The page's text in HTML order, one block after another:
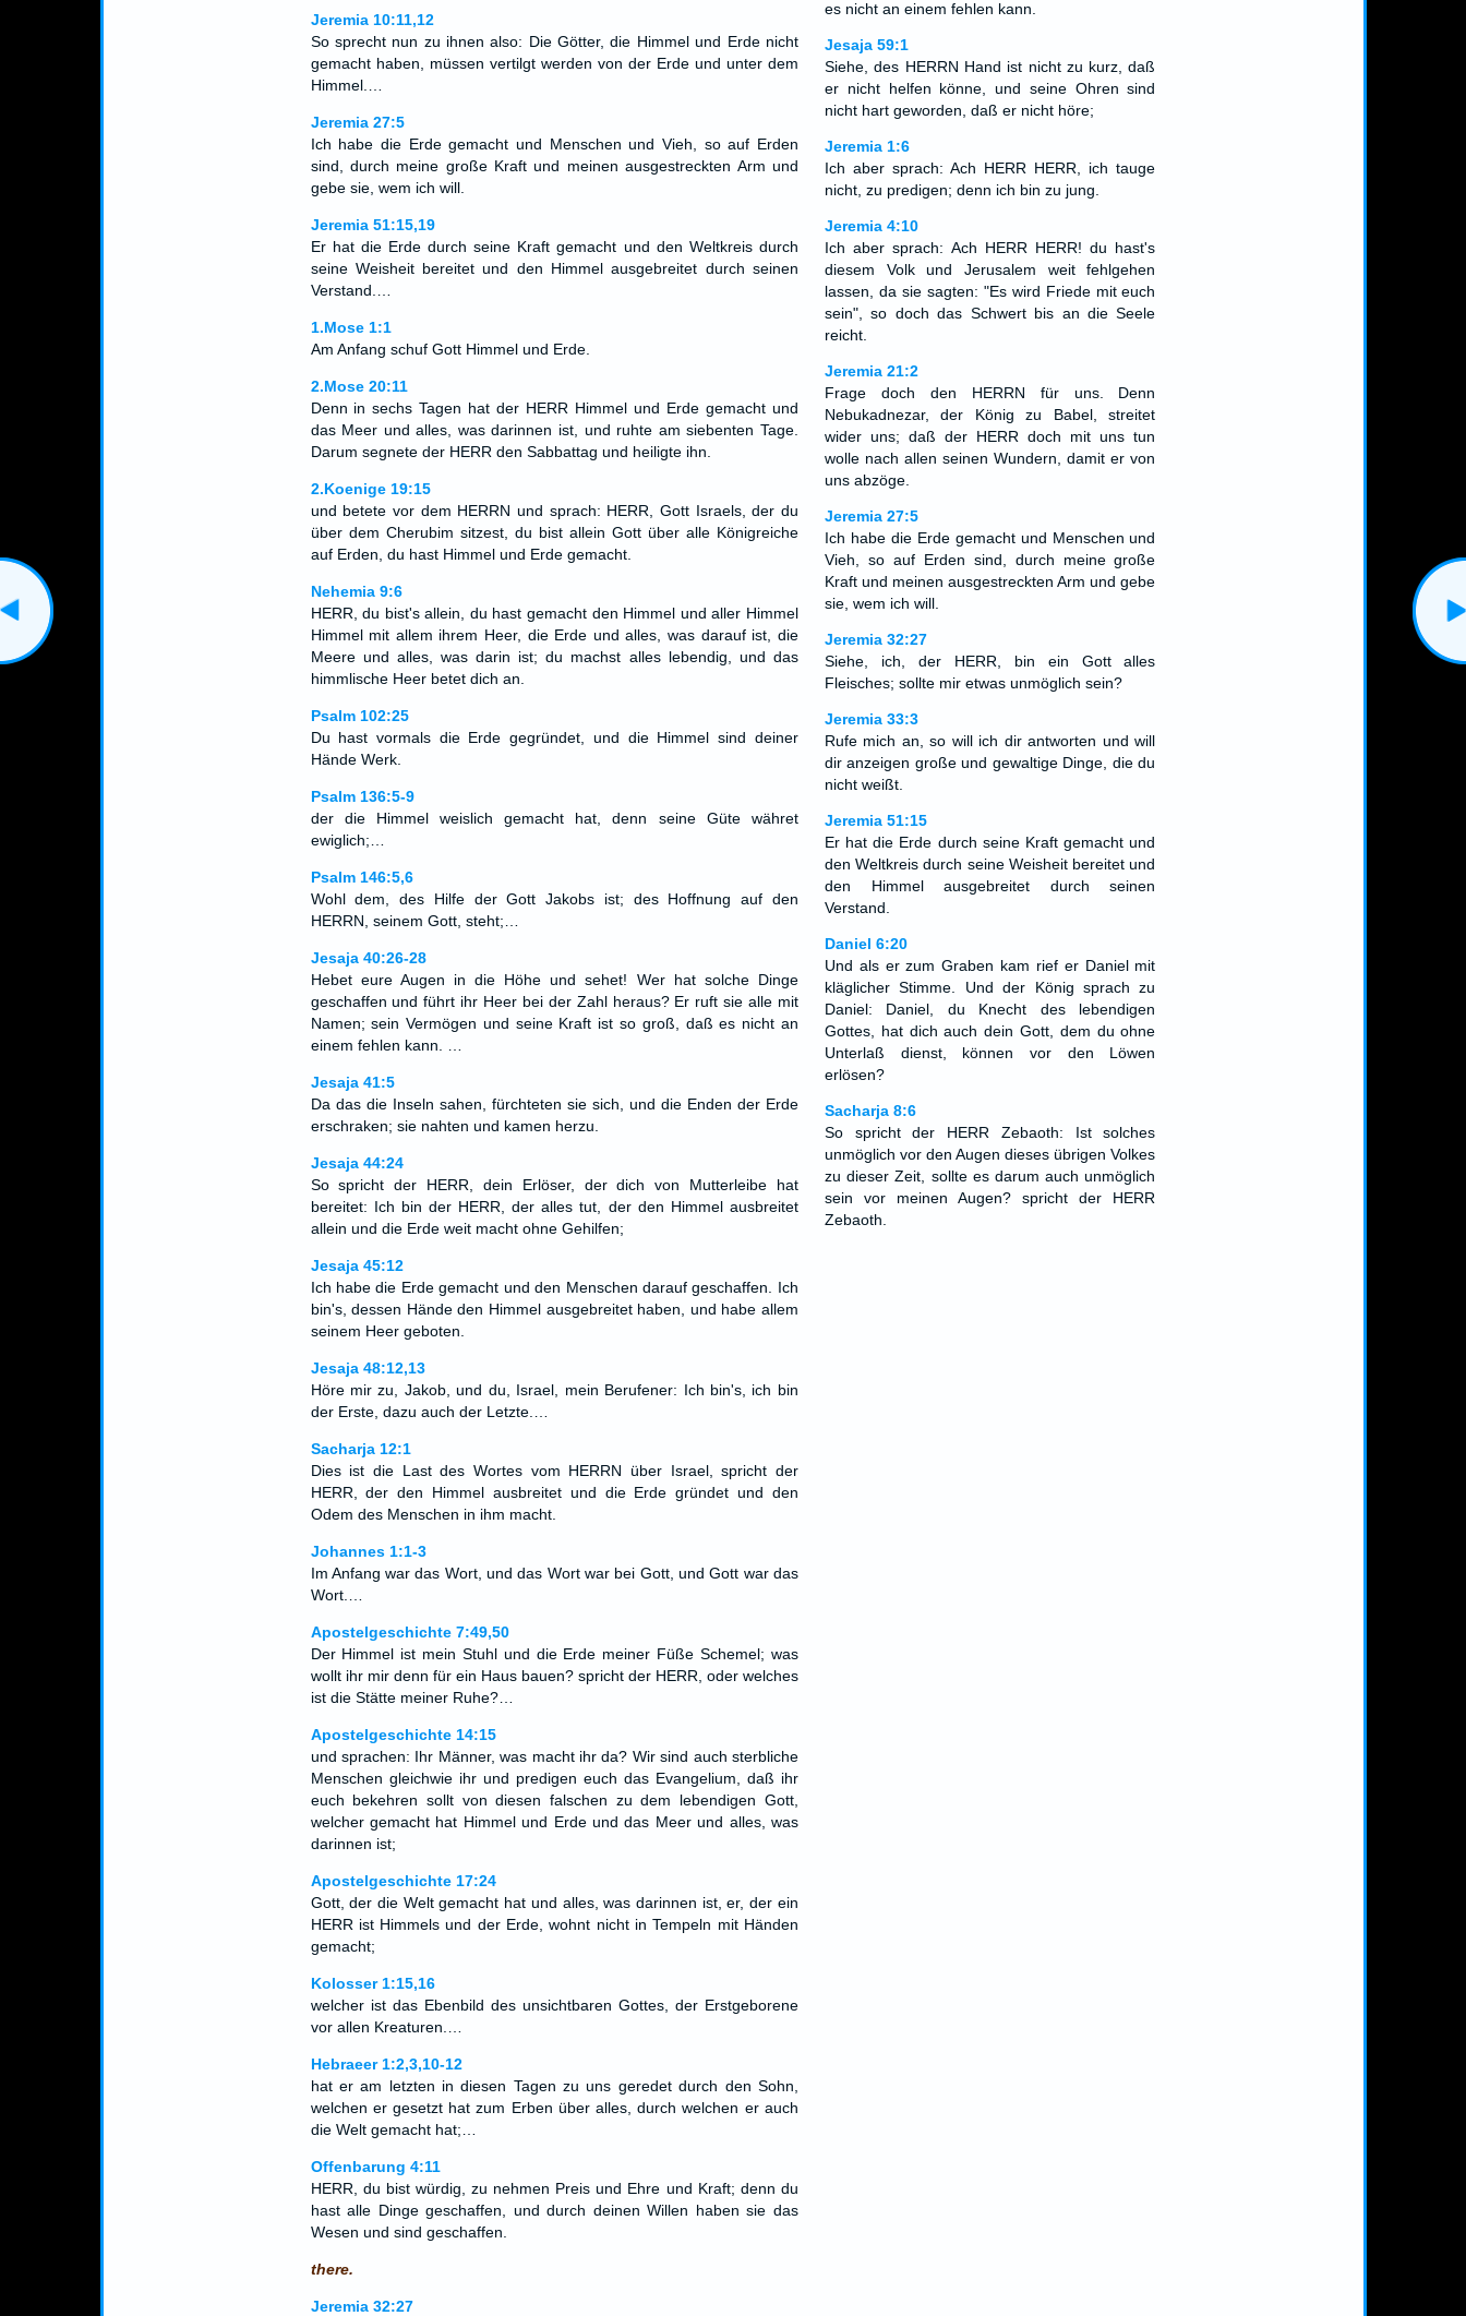
Jeremia 10:11,12
So sprecht nun zu ihnen also: Die Götter, die Himmel und Erde nicht
gemacht haben, müssen vertilgt werden von der Erde und unter dem
Himmel.…
Jeremia 27:5
Ich habe die Erde gemacht und Menschen und Vieh, so auf Erden
sind, durch meine große Kraft und meinen ausgestreckten Arm und
gebe sie, wem ich will.
Jeremia 51:15,19
Er hat die Erde durch seine Kraft gemacht und den Weltkreis durch
seine Weisheit bereitet und den Himmel ausgebreitet durch seinen
Verstand.…
1.Mose 1:1
Am Anfang schuf Gott Himmel und Erde.
2.Mose 20:11
Denn in sechs Tagen hat der HERR Himmel und Erde gemacht und
das Meer und alles, was darinnen ist, und ruhte am siebenten Tage.
Darum segnete der HERR den Sabbattag und heiligte ihn.
2.Koenige 19:15
und betete vor dem HERRN und sprach: HERR, Gott Israels, der du
über dem Cherubim sitzest, du bist allein Gott über alle Königreiche
auf Erden, du hast Himmel und Erde gemacht.
Nehemia 9:6
HERR, du bist's allein, du hast gemacht den Himmel und aller Himmel
Himmel mit allem ihrem Heer, die Erde und alles, was darauf ist, die
Meere und alles, was darin ist; du machst alles lebendig, und das
himmlische Heer betet dich an.
Psalm 102:25
Du hast vormals die Erde gegründet, und die Himmel sind deiner
Hände Werk.
Psalm 136:5-9
der die Himmel weislich gemacht hat, denn seine Güte währet
ewiglich;…
Psalm 146:5,6
Wohl dem, des Hilfe der Gott Jakobs ist; des Hoffnung auf den
HERRN, seinem Gott, steht;…
Jesaja 40:26-28
Hebet eure Augen in die Höhe und sehet! Wer hat solche Dinge
geschaffen und führt ihr Heer bei der Zahl heraus? Er ruft sie alle mit
Namen; sein Vermögen und seine Kraft ist so groß, daß es nicht an
einem fehlen kann. …
Jesaja 41:5
Da das die Inseln sahen, fürchteten sie sich, und die Enden der Erde
erschraken; sie nahten und kamen herzu.
Jesaja 44:24
So spricht der HERR, dein Erlöser, der dich von Mutterleibe hat
bereitet: Ich bin der HERR, der alles tut, der den Himmel ausbreitet
allein und die Erde weit macht ohne Gehilfen;
Jesaja 45:12
Ich habe die Erde gemacht und den Menschen darauf geschaffen. Ich
bin's, dessen Hände den Himmel ausgebreitet haben, und habe allem
seinem Heer geboten.
Jesaja 48:12,13
Höre mir zu, Jakob, und du, Israel, mein Berufener: Ich bin's, ich bin
der Erste, dazu auch der Letzte.…
Sacharja 12:1
Dies ist die Last des Wortes vom HERRN über Israel, spricht der
HERR, der den Himmel ausbreitet und die Erde gründet und den
Odem des Menschen in ihm macht.
Johannes 1:1-3
Im Anfang war das Wort, und das Wort war bei Gott, und Gott war das
Wort.…
Apostelgeschichte 7:49,50
Der Himmel ist mein Stuhl und die Erde meiner Füße Schemel; was
wollt ihr mir denn für ein Haus bauen? spricht der HERR, oder welches
ist die Stätte meiner Ruhe?…
Apostelgeschichte 14:15
und sprachen: Ihr Männer, was macht ihr da? Wir sind auch sterbliche
Menschen gleichwie ihr und predigen euch das Evangelium, daß ihr
euch bekehren sollt von diesen falschen zu dem lebendigen Gott,
welcher gemacht hat Himmel und Erde und das Meer und alles, was
darinnen ist;
Apostelgeschichte 17:24
Gott, der die Welt gemacht hat und alles, was darinnen ist, er, der ein
HERR ist Himmels und der Erde, wohnt nicht in Tempeln mit Händen
gemacht;
Kolosser 1:15,16
welcher ist das Ebenbild des unsichtbaren Gottes, der Erstgeborene
vor allen Kreaturen.…
Hebraeer 1:2,3,10-12
hat er am letzten in diesen Tagen zu uns geredet durch den Sohn,
welchen er gesetzt hat zum Erben über alles, durch welchen er auch
die Welt gemacht hat;…
Offenbarung 4:11
HERR, du bist würdig, zu nehmen Preis und Ehre und Kraft; denn du
hast alle Dinge geschaffen, und durch deinen Willen haben sie das
Wesen und sind geschaffen.
there.
Jeremia 32:27
es nicht an einem fehlen kann.
Jesaja 59:1
Siehe, des HERRN Hand ist nicht zu kurz, daß
er nicht helfen könne, und seine Ohren sind
nicht hart geworden, daß er nicht höre;
Jeremia 1:6
Ich aber sprach: Ach HERR HERR, ich tauge
nicht, zu predigen; denn ich bin zu jung.
Jeremia 4:10
Ich aber sprach: Ach HERR HERR! du hast's
diesem Volk und Jerusalem weit fehlgehen
lassen, da sie sagten: "Es wird Friede mit euch
sein", so doch das Schwert bis an die Seele
reicht.
Jeremia 21:2
Frage doch den HERRN für uns. Denn
Nebukadnezar, der König zu Babel, streitet
wider uns; daß der HERR doch mit uns tun
wolle nach allen seinen Wundern, damit er von
uns abzöge.
Jeremia 27:5
Ich habe die Erde gemacht und Menschen und
Vieh, so auf Erden sind, durch meine große
Kraft und meinen ausgestreckten Arm und gebe
sie, wem ich will.
Jeremia 32:27
Siehe, ich, der HERR, bin ein Gott alles
Fleisches; sollte mir etwas unmöglich sein?
Jeremia 33:3
Rufe mich an, so will ich dir antworten und will
dir anzeigen große und gewaltige Dinge, die du
nicht weißt.
Jeremia 51:15
Er hat die Erde durch seine Kraft gemacht und
den Weltkreis durch seine Weisheit bereitet und
den Himmel ausgebreitet durch seinen
Verstand.
Daniel 6:20
Und als er zum Graben kam rief er Daniel mit
kläglicher Stimme. Und der König sprach zu
Daniel: Daniel, du Knecht des lebendigen
Gottes, hat dich auch dein Gott, dem du ohne
Unterlaß dienst, können vor den Löwen
erlösen?
Sacharja 8:6
So spricht der HERR Zebaoth: Ist solches
unmöglich vor den Augen dieses übrigen Volkes
zu dieser Zeit, sollte es darum auch unmöglich
sein vor meinen Augen? spricht der HERR
Zebaoth.